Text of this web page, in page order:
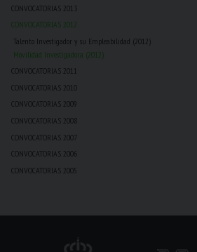
CONVOCATORIAS 2013
CONVOCATORIAS 2012
Talento Investigador y su Empleabilidad (2012)
Movilidad Investigadora (2012)
CONVOCATORIAS 2011
CONVOCATORIAS 2010
CONVOCATORIAS 2009
CONVOCATORIAS 2008
CONVOCATORIAS 2007
CONVOCATORIAS 2006
CONVOCATORIAS 2005